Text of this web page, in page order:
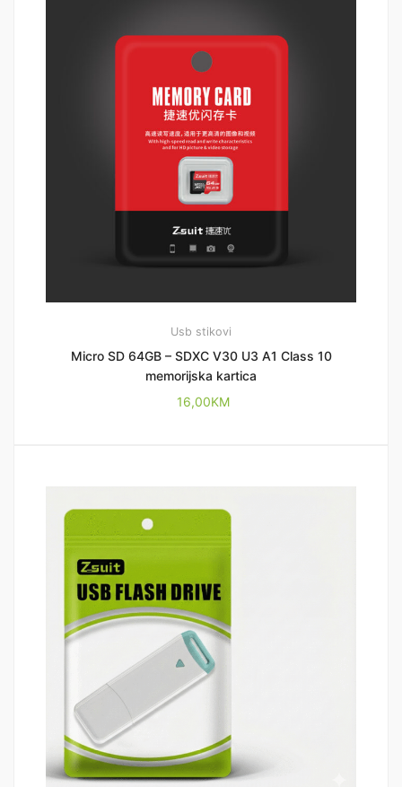
Usb stikovi
Micro SD 64GB – SDXC V30 U3 A1 Class 10
memorijska kartica
16,00KM